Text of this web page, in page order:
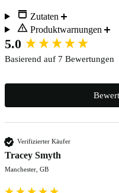
Zutaten
Produktwarnungen
5.0
Basierend auf 7 Bewertungen
Verifizierter Käufer
Tracey Smyth
Manchester, GB
New content loaded